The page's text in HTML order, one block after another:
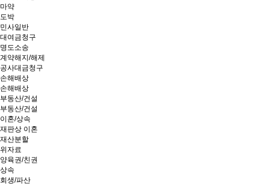
마약
도박
민사일반
대여금청구
명도소송
계약해지/해제
공사대금청구
손해배상
손해배상
부동산/건설
부동산/건설
이혼/상속
재판상 이혼
재산분할
위자료
양육권/친권
상속
회생/파산